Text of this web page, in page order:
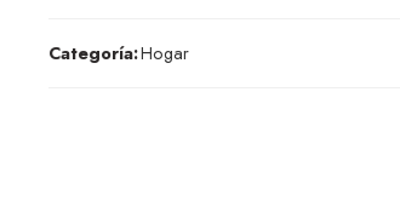
Categoría:Hogar